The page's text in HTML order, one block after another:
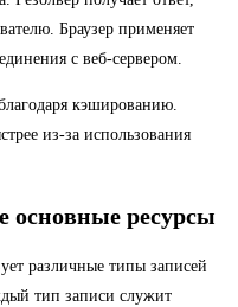
Браузер применяет
с веб-сервером.
кэшированию.
из-за использования
основные ресурсы
различные типы записей
тип записи служит